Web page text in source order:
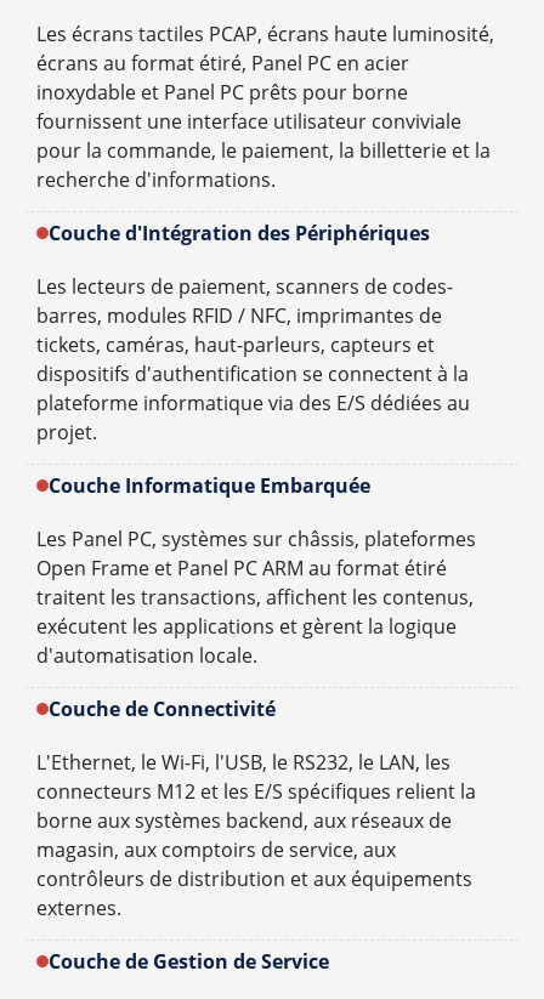
Les écrans tactiles PCAP, écrans haute luminosité,
écrans au format étiré, Panel PC en acier
inoxydable et Panel PC prêts pour borne
fournissent une interface utilisateur conviviale
pour la commande, le paiement, la billetterie et la
recherche d'informations.
Couche d'Intégration des Périphériques
Les lecteurs de paiement, scanners de codes-
barres, modules RFID / NFC, imprimantes de
tickets, caméras, haut-parleurs, capteurs et
dispositifs d'authentification se connectent à la
plateforme informatique via des E/S dédiées au
projet.
Couche Informatique Embarquée
Les Panel PC, systèmes sur châssis, plateformes
Open Frame et Panel PC ARM au format étiré
traitent les transactions, affichent les contenus,
exécutent les applications et gèrent la logique
d'automatisation locale.
Couche de Connectivité
L'Ethernet, le Wi-Fi, l'USB, le RS232, le LAN, les
connecteurs M12 et les E/S spécifiques relient la
borne aux systèmes backend, aux réseaux de
magasin, aux comptoirs de service, aux
contrôleurs de distribution et aux équipements
externes.
Couche de Gestion de Service